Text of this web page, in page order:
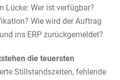
Lücke: Wer ist verfügbar?
Wie wird der Auftrag
ins ERP zurückgemeldet?
die teuersten
Stillstandszeiten, fehlende